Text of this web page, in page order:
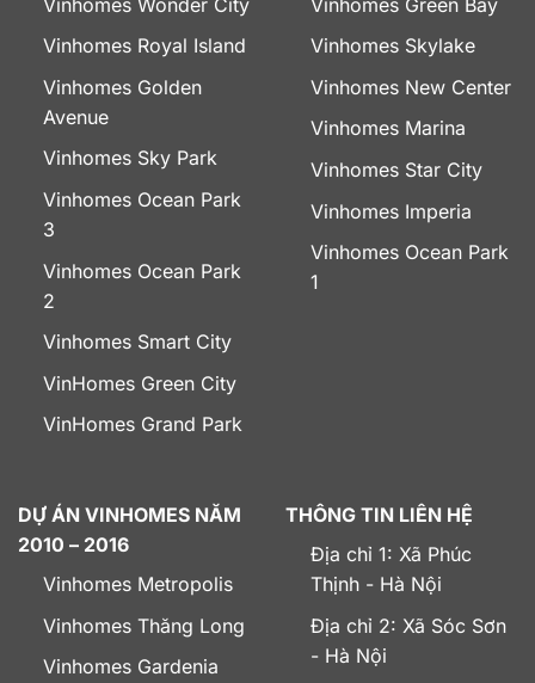
Vinhomes Royal Island
Vinhomes Golden
Avenue
Vinhomes Sky Park
Vinhomes Ocean Park
3
Vinhomes Ocean Park
2
Vinhomes Smart City
VinHomes Green City
VinHomes Grand Park
Vinhomes Skylake
Vinhomes New Center
Vinhomes Marina
Vinhomes Star City
Vinhomes Imperia
Vinhomes Ocean Park
1
DỰ ÁN VINHOMES NĂM
2010 – 2016
Vinhomes Metropolis
Vinhomes Thăng Long
Vinhomes Gardenia
THÔNG TIN LIÊN HỆ
Địa chỉ 1: Xã Phúc
Thịnh - Hà Nội
Địa chỉ 2: Xã Sóc Sơn
- Hà Nội